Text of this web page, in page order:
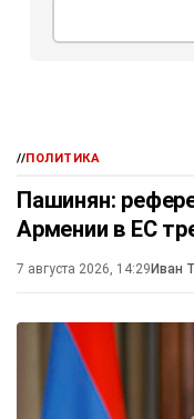
//ПОЛИТИКА
Пашинян:
Армении в ЕС
7 августа 2026, 14:29Иван